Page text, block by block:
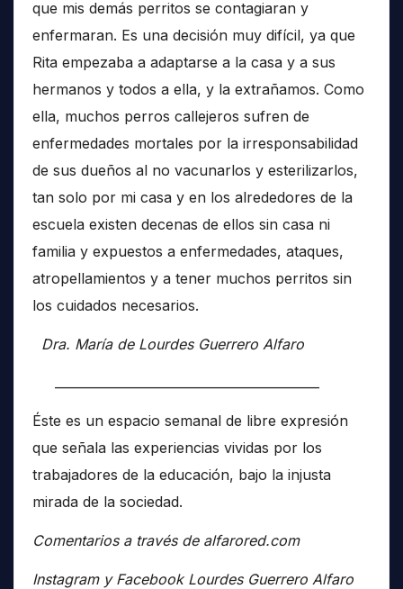
que mis demás perritos se contagiaran y
enfermaran. Es una decisión muy difícil, ya que
Rita empezaba a adaptarse a la casa y a sus
hermanos y todos a ella, y la extrañamos. Como
ella, muchos perros callejeros sufren de
enfermedades mortales por la irresponsabilidad
de sus dueños al no vacunarlos y esterilizarlos,
tan solo por mi casa y en los alrededores de la
escuela existen decenas de ellos sin casa ni
familia y expuestos a enfermedades, ataques,
atropellamientos y a tener muchos perritos sin
los cuidados necesarios.
Dra. María de Lourdes Guerrero Alfaro
Éste es un espacio semanal de libre expresión
que señala las experiencias vividas por los
trabajadores de la educación, bajo la injusta
mirada de la sociedad.
Comentarios a través de alfarored.com
Instagram y Facebook Lourdes Guerrero Alfaro